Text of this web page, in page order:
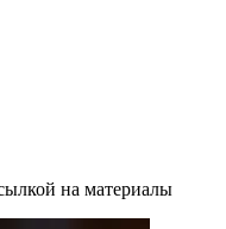
на материалы